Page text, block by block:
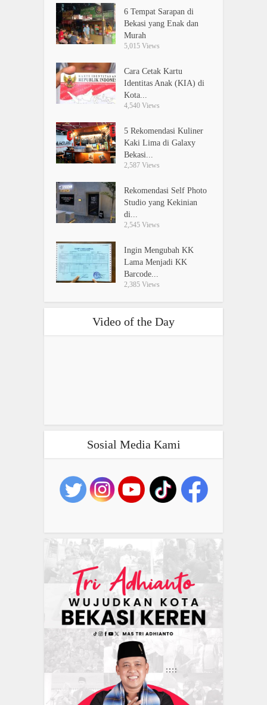
6 Tempat Sarapan di
Bekasi yang Enak dan
Murah
5,015 Views
Cara Cetak Kartu
Identitas Anak (KIA) di
Kota...
4,540 Views
5 Rekomendasi Kuliner
Kaki Lima di Galaxy
Bekasi...
2,587 Views
Rekomendasi Self Photo
Studio yang Kekinian
di...
2,545 Views
Ingin Mengubah KK
Lama Menjadi KK
Barcode...
2,385 Views
Video of the Day
Sosial Media Kami